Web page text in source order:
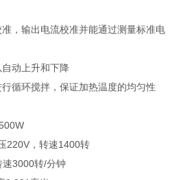
，输出电流校准并能通过测量标准电
动上升和下降
循环搅拌，保证加热温度的均匀性
220V，转速1400转
3000转/分钟